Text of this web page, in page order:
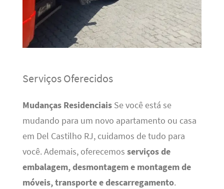
Serviços Oferecidos
Mudanças ResidenciaisSe você está se
mudando para um novo apartamento ou casa
em Del Castilho RJ, cuidamos de tudo para
você. Ademais, oferecemos serviços de
embalagem, desmontagem e montagem de
móveis, transporte e descarregamento.